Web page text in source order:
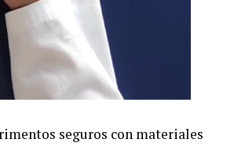
seguros con materiales